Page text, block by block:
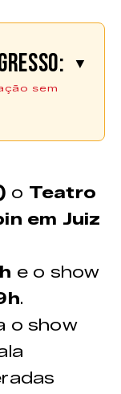
▼
sem
ponto de
o Teatro
em Juiz
e o show
.
o show